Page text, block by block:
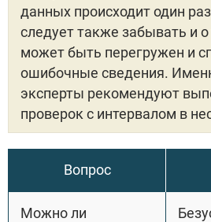
данных происходит один
следует также забывать и
может быть перегружен и
ошибочные сведения.
эксперты рекомендуют
проверок с интервалом в
Вопрос
Можно ли